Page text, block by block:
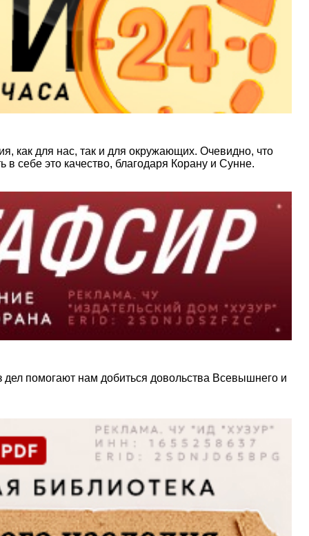
как для нас, так и для окружающих. Очевидно, что
себе это качество, благодаря Корану и Сунне.
дел помогают нам добиться довольства Всевышнего и